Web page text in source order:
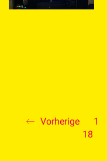
Vorherige 1
18